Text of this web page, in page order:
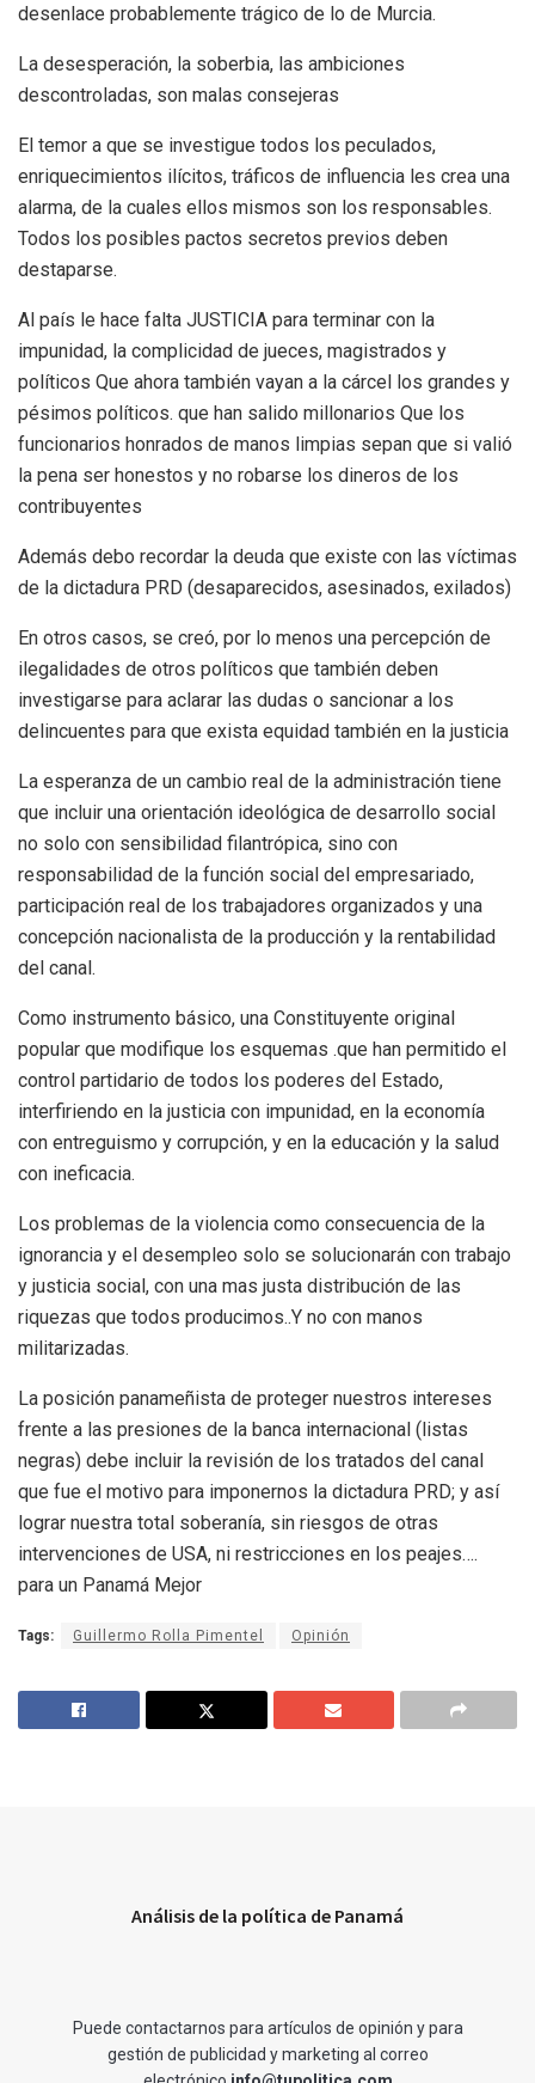
desenlace probablemente trágico de lo de Murcia.
La desesperación, la soberbia, las ambiciones
descontroladas, son malas consejeras
El temor a que se investigue todos los peculados,
enriquecimientos ilícitos, tráficos de influencia les crea una
alarma, de la cuales ellos mismos son los responsables.
Todos los posibles pactos secretos previos deben
destaparse.
Al país le hace falta JUSTICIA para terminar con la
impunidad, la complicidad de jueces, magistrados y
políticos Que ahora también vayan a la cárcel los grandes y
pésimos políticos. que han salido millonarios Que los
funcionarios honrados de manos limpias sepan que si valió
la pena ser honestos y no robarse los dineros de los
contribuyentes
Además debo recordar la deuda que existe con las víctimas
de la dictadura PRD (desaparecidos, asesinados, exilados)
En otros casos, se creó, por lo menos una percepción de
ilegalidades de otros políticos que también deben
investigarse para aclarar las dudas o sancionar a los
delincuentes para que exista equidad también en la justicia
La esperanza de un cambio real de la administración tiene
que incluir una orientación ideológica de desarrollo social
no solo con sensibilidad filantrópica, sino con
responsabilidad de la función social del empresariado,
participación real de los trabajadores organizados y una
concepción nacionalista de la producción y la rentabilidad
del canal.
Como instrumento básico, una Constituyente original
popular que modifique los esquemas .que han permitido el
control partidario de todos los poderes del Estado,
interfiriendo en la justicia con impunidad, en la economía
con entreguismo y corrupción, y en la educación y la salud
con ineficacia.
Los problemas de la violencia como consecuencia de la
ignorancia y el desempleo solo se solucionarán con trabajo
y justicia social, con una mas justa distribución de las
riquezas que todos producimos..Y no con manos
militarizadas.
La posición panameñista de proteger nuestros intereses
frente a las presiones de la banca internacional (listas
negras) debe incluir la revisión de los tratados del canal
que fue el motivo para imponernos la dictadura PRD; y así
lograr nuestra total soberanía, sin riesgos de otras
intervenciones de USA, ni restricciones en los peajes….
para un Panamá Mejor
Tags: Guillermo Rolla Pimentel Opinión
Análisis de la política de Panamá
Puede contactarnos para artículos de opinión y para
gestión de publicidad y marketing al correo